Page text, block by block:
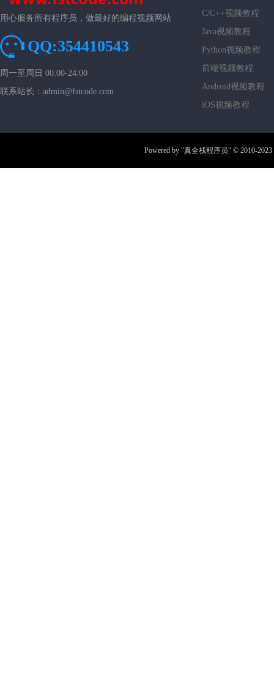
用心服务所有程序员，做最好的编程视频网站
QQ:354410543
周一至周日 00:00-24:00
联系站长：admin@fstcode.com
C/C++视频教程
Java视频教程
Python视频教程
前端视频教程
Android视频教程
iOS视频教程
Powered by "真全栈程序员" © 2010-2023